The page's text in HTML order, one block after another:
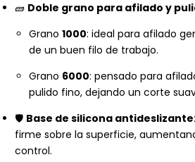
🧱 Doble grano para afilado y
Grano 1000: ideal para afilado
de un buen filo de trabajo.
Grano 6000: pensado para
pulido fino, dejando un corte
🛡️ Base de silicona antideslizante
firme sobre la superficie,
control.